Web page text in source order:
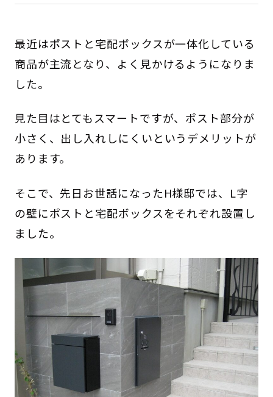
最近はポストと宅配ボックスが一体化している
商品が主流となり、よく見かけるようになりま
した。
見た目はとてもスマートですが、ポスト部分が
小さく、出し入れしにくいというデメリットが
あります。
そこで、先日お世話になったH様邸では、L字
の壁にポストと宅配ボックスをそれぞれ設置し
ました。